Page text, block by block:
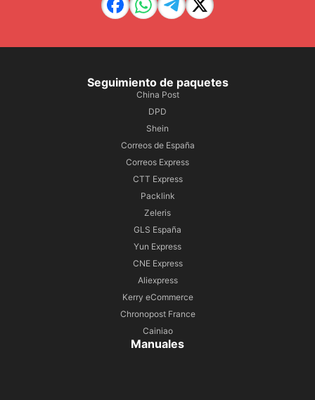
Seguimiento de paquetes
China Post
DPD
Shein
Correos de España
Correos Express
CTT Express
Packlink
Zeleris
GLS España
Yun Express
CNE Express
Aliexpress
Kerry eCommerce
Chronopost France
Cainiao
Manuales